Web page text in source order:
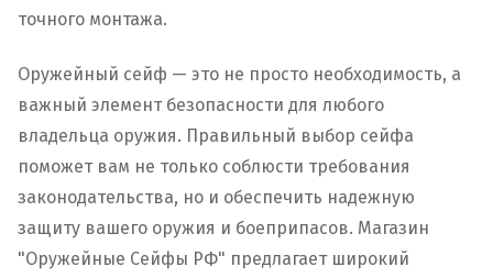
точного монтажа.
Оружейный сейф — это не просто необходимость, а
важный элемент безопасности для любого
владельца оружия. Правильный выбор сейфа
поможет вам не только соблюсти требования
законодательства, но и обеспечить надежную
защиту вашего оружия и боеприпасов. Магазин
"Оружейные Сейфы РФ" предлагает широкий